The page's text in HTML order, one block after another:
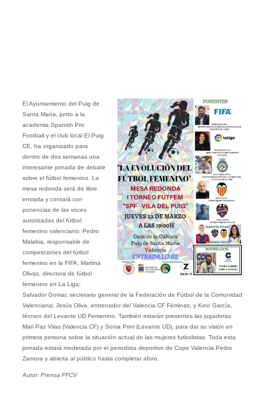
El Ayuntamiento del Puig de
Santa María, junto a la
academia Spanish Pro
Football y el club local El Puig
CE, ha organizado para
dentro de dos semanas una
interesante jornada de debate
sobre el fútbol femenino. La
mesa redonda será de libre
entrada y contará con
ponencias de las voces
autorizadas del fútbol
femenino valenciano: Pedro
Malabia, responsable de
competiciones del fútbol
femenino en la FIFA; Martina
Olivas, directora de fútbol
femenino en La Liga;
Salvador Gomar, secretario general de la Federación de Fútbol de la Comunidad
Valenciana; Jesús Oliva, entrenador del Valencia CF Féminas, y Kino García,
técnico del Levante UD Femenino. También estarán presentes las jugadoras
Mari Paz Vilas (Valencia CF) y Sonia Prim (Levante UD), para dar su visión en
primera persona sobre la situación actual de las mujeres futbolistas. Toda esta
jornada estará moderada por el periodista deportivo de Cope Valencia Pedro
Zamora y abierta al público hasta completar aforo.
Autor: Prensa FFCV